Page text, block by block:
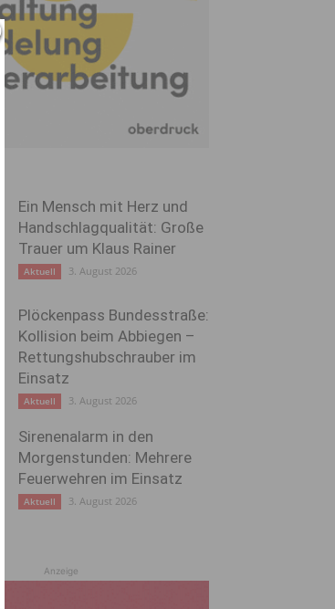
Ein Mensch mit Herz und
Handschlagqualität: Große
Trauer um Klaus Rainer
Aktuell 3. August 2026
Plöckenpass Bundesstraße:
Kollision beim Abbiegen –
Rettungshubschrauber im
Einsatz
Aktuell 3. August 2026
Sirenenalarm in den
Morgenstunden: Mehrere
Feuerwehren im Einsatz
Aktuell 3. August 2026
Anzeige